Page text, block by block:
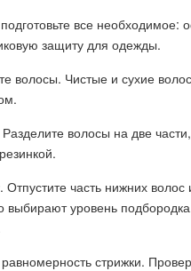
все необходимое:
защиту для одежды.
волосы. Чистые и сухие
волосы на две
часть нижних
уровень
стрижки.